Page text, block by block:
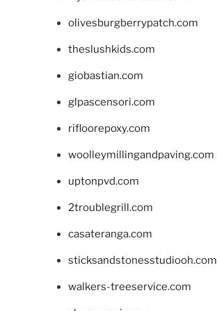
olivesburgberrypatch.com
theslushkids.com
giobastian.com
glpascensori.com
rifloorepoxy.com
woolleymillingandpaving.com
uptonpvd.com
2troublegrill.com
casateranga.com
sticksandstonesstudiooh.com
walkers-treeservice.com